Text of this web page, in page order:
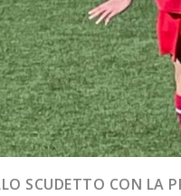
SCUDETTO CON LA